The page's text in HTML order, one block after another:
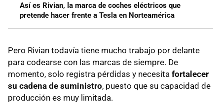
Así es Rivian, la marca de coches eléctricos que
pretende hacer frente a Tesla en Norteamérica
Pero Rivian todavía tiene mucho trabajo por delante
para codearse con las marcas de siempre. De
momento, solo registra pérdidas y necesita fortalecer
su cadena de suministro, puesto que su capacidad de
producción es muy limitada.